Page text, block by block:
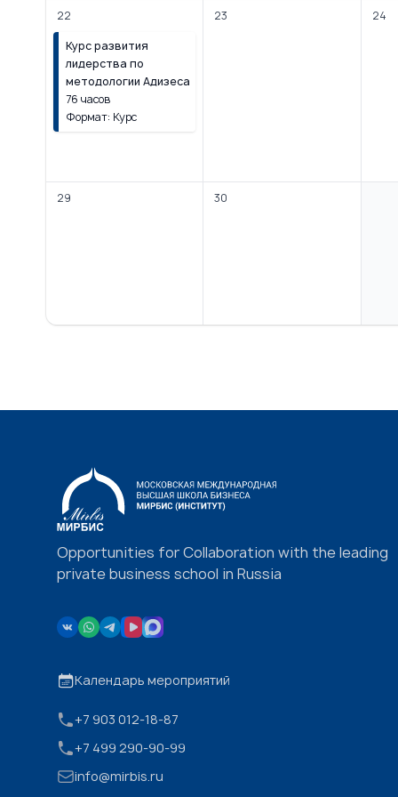
22
Курс развития
лидерства по
методологии Адизеса
76 часов
Формат: Курс
23 24
29 30
Opportunities for Collaboration with the leading
private business school in Russia
Календарь мероприятий
+7 903 012-18-87
+7 499 290-90-99
info@mirbis.ru